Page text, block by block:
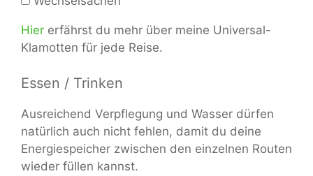
Hier erfährst du mehr über meine Universal-
Klamotten für jede Reise.
Essen / Trinken
Ausreichend Verpflegung und Wasser dürfen
natürlich auch nicht fehlen, damit du deine
Energiespeicher zwischen den einzelnen Routen
wieder füllen kannst.